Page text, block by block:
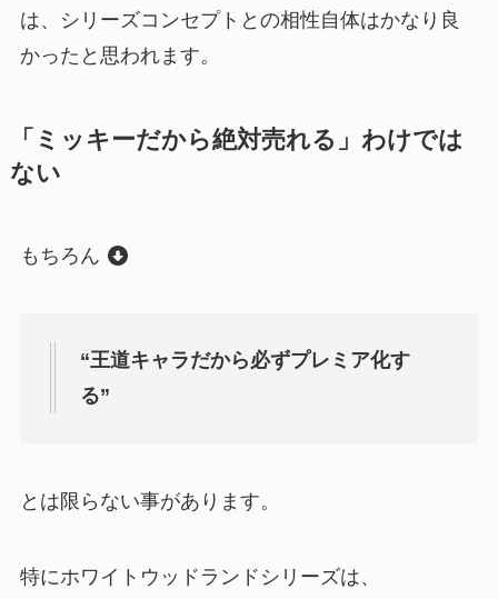
は、シリーズコンセプトとの相性自体はかなり良
かったと思われます。
「ミッキーだから絶対売れる」わけでは
ない
もちろん
“王道キャラだから必ずプレミア化す
る”
とは限らない事があります。
特にホワイトウッドランドシリーズは、